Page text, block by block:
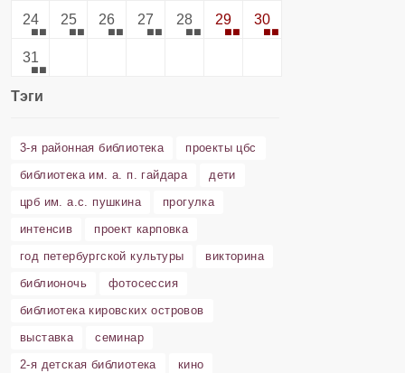
24 25 26 27 28 29 30
31
Тэги
3-я районная библиотека
проекты цбс
библиотека им. а. п. гайдара
дети
црб им. а.с. пушкина
прогулка
интенсив
проект карповка
год петербургской культуры
викторина
библионочь
фотосессия
библиотека кировских островов
выставка
семинар
2-я детская библиотека
кино